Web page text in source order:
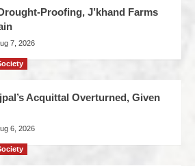
Proofing, J’khand Farms
7, 2026
Acquittal Overturned, Given
6, 2026